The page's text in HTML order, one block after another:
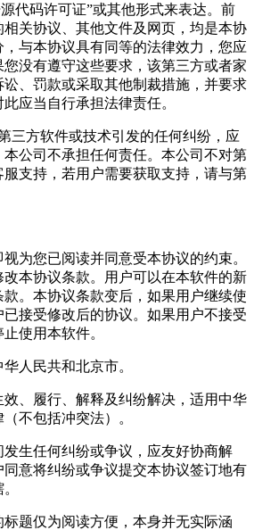
代码许可证”或其他形式来表达。前
关协议、其他文件及网页，均是本协
与本协议具有同等的法律效力，您应
没有遵守这些要求，该第三方或者家
、罚款或采取其他制裁措施，并要求
应当自行承担法律责任。
三方软件或技术引发的任何纠纷，应
公司不承担任何责任。本公司不对第
支持，若用户需要获取支持，请与第
为您已阅读并同意受本协议的约束。
本协议条款。用户可以在本软件的新
。本协议条款变后，如果用户继续使
接受修改后的协议。如果用户不接受
使用本软件。
人民共和北京市。
效、履行、解释及纠纷解决，适用中华
不包括冲突法）。
发生任何纠纷或争议，应友好协商解
意将纠纷或争议提交本协议签订地有
标题仅为阅读方便，本身并无实际涵